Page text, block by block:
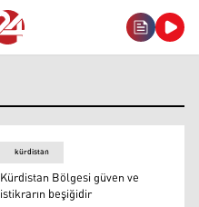
kürdistan
Kürdistan Bölgesi güven ve
istikrarın beşiğidir